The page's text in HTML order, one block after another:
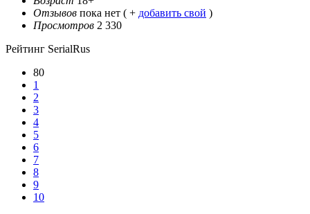
Отзывов пока нет ( + добавить свой )
Просмотров 2 330
Рейтинг SerialRus
80
1
2
3
4
5
6
7
8
9
10